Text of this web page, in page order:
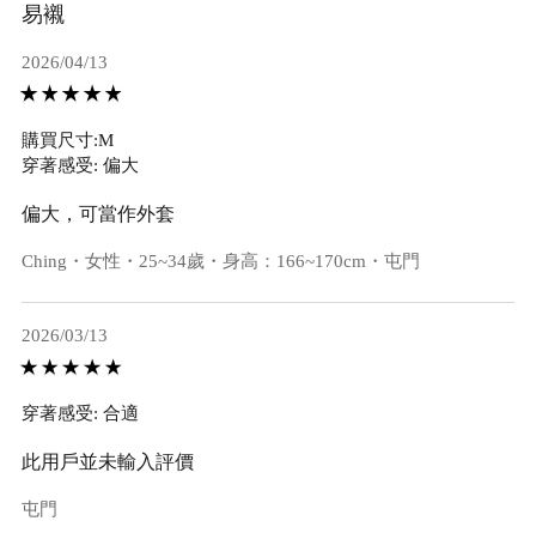
易襯
2026/04/13
購買尺寸:M
穿著感受: 偏大
偏大，可當作外套
Ching・女性・25~34歲・身高：166~170cm・屯門
2026/03/13
穿著感受: 合適
此用戶並未輸入評價
屯門